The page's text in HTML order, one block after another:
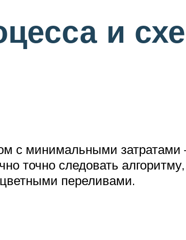
и
с минимальными затратами
точно следовать
переливами.